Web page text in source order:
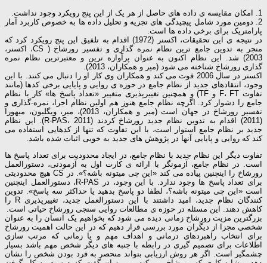
1. امکان مقایسه ی داده های حاصل از هر یک از این پنج رویکرد وجود نداشت.
2. دومین مورد شامل پیچیدگی های تجزیه و تحلیل داده ها به خصوص کاربرد آمار
پارامتریک برای برخی داده ها است.
در نتیجه ی این تحقیقات، اکسنر (1972) اقدام به تلفیق این پنج رویکرد کرد که
منجر به تدوین جامع ترین نظام نمره گذاری و تفسیر رورشاخ ( CS، اکسنر،
2003) شد. این نظام اکنون به عنوان پرآوازه ترین و معتبرترین نظام نمره
گذاری رورشاخ شناخته می شود (میر و همکاران، 2013).
اکسنر در سال 2006 فوت می کند و همکاران وی کار او را دنبال می کنند. با این
وجود، انتقادهای جدید از نظام جامع در حوزه ی روایی و پایایی برخی کدها (مانند
تفاوت F، FT و TF) و همچنین تغییرپذیری متغییر «تعداد پاسخ ها» کار با نظام
جامع را دشوار کرد. اگرچه نظام جامع هنوز هم اولین نظام اجرا، نمره-گذاری و
تفسیر رورشاخ در جهان است (میر و همکاران، 2013)، میر، ویگلیون، میهورا
(2011) اقدام به تدوین نظام جدید رورشاخ کردند (R-PAS، 2011). این نظام
جدید بر نظام جامع استوار است، با این تفاوت که تنها از کدهایی استفاده می
کند که روایی و پایایی آنها در پژوهش های جدید به خوبی اثبات شده باشد.
تفاوت دیگر این نظام جدید با نظام جامع، در ایجاد محدودیت برای تعداد پاسخ ها
است. در نظام جامع، آزمونگر با ارائه ی کارت اول به آزمودنی، دستورالعمل
رورشاخ را اینچنین پیاده می کند «این چی میتونه باشه؟». در CS هیچ محدودیتی
برای تعداد پاسخ ها وجود ندارد. با این وجود، در R-PAS، دستورالعمل اینچنین
است «این چی میتونه باشه؟، لطفا دو پاسخ بدهید یا حداکثر سه پاسخ». تدوین
کنندگان نظام جدید، امید داشتند با این دستورالعمل جدید، تغییرپذیری R را
کاهش دهند. این مسئله در حوزه ی مطالعات روایی سنجی رورشاخ حیاتی است.
بزرگترین مزیت رورشاخ زمانی دیده می شود که بخواهیم یک انسان را به عنوان
شخصی مجزا از دیگران مورد بررسی قرار دهیم که در این حالت اهمیت رورشاخ
برای انتخاب راهبردهای درمانی و اهداف مهم و یا زمانی که مرتب سازی
اطلاعات برای تصمیم گیری در رابطه با جنبه های دیگر شخص مهم باشد بسیار
چشمگیر است. اگر هر روش ارزیابی بتواند منحصر به فرد بودن شخص را نشان